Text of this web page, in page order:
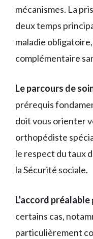
mécanismes. La
deux temps
maladie
complémentaire
Le parcours de
prérequis
doit vous orienter
orthopédiste
le respect du taux
la Sécurité sociale.
L’accord préalable
certains cas,
particulièrement